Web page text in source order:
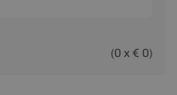
(0 x € 0)